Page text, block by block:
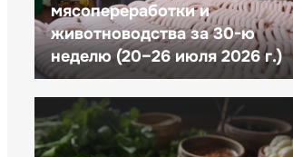
мясопереработки и
животноводства за 30-ю
неделю (20–26 июля 2026 г.)